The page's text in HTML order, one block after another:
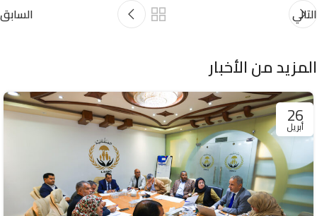
التالي السابق
المزيد من الأخبار
26
أبريل